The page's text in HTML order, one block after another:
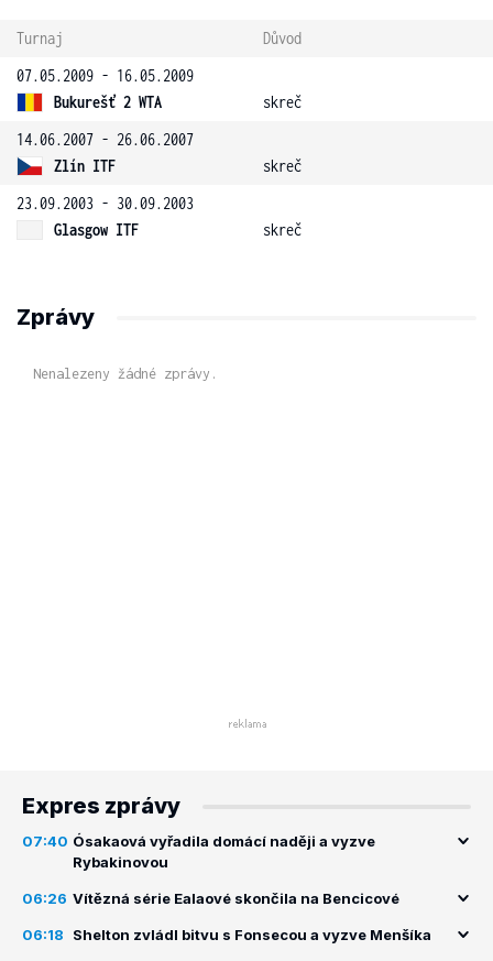
Turnaj
Důvod
07.05.2009 - 16.05.2009
Bukurešť 2 WTA
skreč
14.06.2007 - 26.06.2007
Zlín ITF
skreč
23.09.2003 - 30.09.2003
Glasgow ITF
skreč
Zprávy
Nenalezeny žádné zprávy.
Expres zprávy
07:40 Ósakaová vyřadila domácí naději a vyzve
Rybakinovou
06:26 Vítězná série Ealaové skončila na Bencicové
06:18 Shelton zvládl bitvu s Fonsecou a vyzve Menšíka